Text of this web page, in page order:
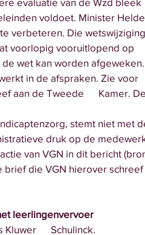
voldoet. Minister
verbeteren. Die wetswijziging
dat voorlopig vooruitlopend op
de wet kan worden afgeweken.
in de afspraken. Zie voor
aan de Tweede      Kamer.
stemt niet met
druk op de
van VGN in dit bericht
de brief die VGN hierover schreef
leerlingenvervoer
Schulinck.